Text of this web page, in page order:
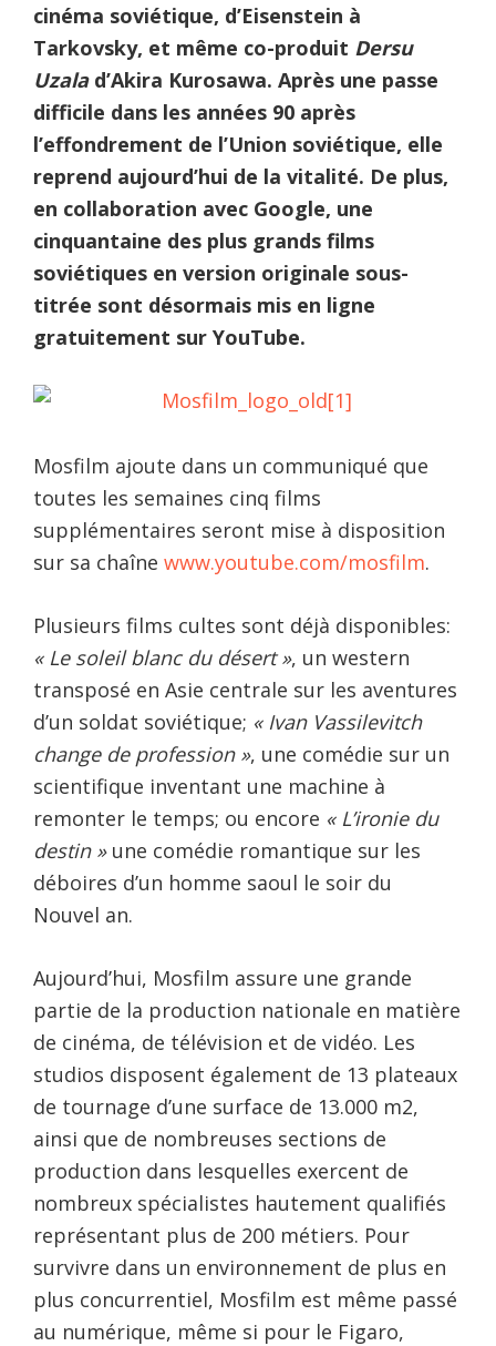
cinéma soviétique, d’Eisenstein à
Tarkovsky, et même co-produit Dersu
Uzalad’Akira Kurosawa. Après une passe
difficile dans les années 90 après
l’effondrement de l’Union soviétique, elle
reprend aujourd’hui de la vitalité. De plus,
en collaboration avec Google, une
cinquantaine des plus grands films
soviétiques en version originale sous-
titrée sont désormais mis en ligne
gratuitement sur YouTube.
Mosfilm ajoute dans un communiqué que
toutes les semaines cinq films
supplémentaires seront mise à disposition
sur sa chaîne www.youtube.com/mosfilm.
Plusieurs films cultes sont déjà disponibles:
« Le soleil blanc du désert », un western
transposé en Asie centrale sur les aventures
d’un soldat soviétique; « Ivan Vassilevitch
change de profession », une comédie sur un
scientifique inventant une machine à
remonter le temps; ou encore « L’ironie du
destin »une comédie romantique sur les
déboires d’un homme saoul le soir du
Nouvel an.
Aujourd’hui, Mosfilm assure une grande
partie de la production nationale en matière
de cinéma, de télévision et de vidéo. Les
studios disposent également de 13 plateaux
de tournage d’une surface de 13.000 m2,
ainsi que de nombreuses sections de
production dans lesquelles exercent de
nombreux spécialistes hautement qualifiés
représentant plus de 200 métiers. Pour
survivre dans un environnement de plus en
plus concurrentiel, Mosfilm est même passé
au numérique, même si pour le Figaro,